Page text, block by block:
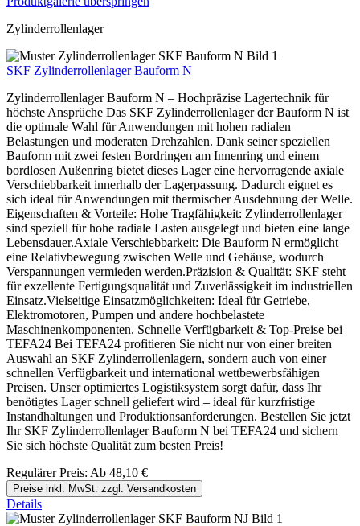
Zylinderrollenlager
SKF Zylinderrollenlager Bauform N
Zylinderrollenlager Bauform N – Hochpräzise Lagertechnik für
höchste Ansprüche Das SKF Zylinderrollenlager der Bauform N ist
die optimale Wahl für Anwendungen mit hohen radialen
Belastungen und moderaten Drehzahlen. Dank seiner speziellen
Bauform mit zwei festen Bordringen am Innenring und einem
bordlosen Außenring bietet dieses Lager eine hervorragende axiale
Verschiebbarkeit innerhalb der Lagerpassung. Dadurch eignet es
sich ideal für Anwendungen mit thermischer Ausdehnung der Welle.
Eigenschaften & Vorteile: Hohe Tragfähigkeit: Zylinderrollenlager
sind speziell für hohe radiale Lasten ausgelegt und bieten eine lange
Lebensdauer.Axiale Verschiebbarkeit: Die Bauform N ermöglicht
eine Relativbewegung zwischen Welle und Gehäuse, wodurch
Verspannungen vermieden werden.Präzision & Qualität: SKF steht
für exzellente Fertigungsqualität und Zuverlässigkeit im industriellen
Einsatz.Vielseitige Einsatzmöglichkeiten: Ideal für Getriebe,
Elektromotoren, Pumpen und andere hochbelastete
Maschinenkomponenten. Schnelle Verfügbarkeit & Top-Preise bei
TEFA24 Bei TEFA24 profitieren Sie nicht nur von einer breiten
Auswahl an SKF Zylinderrollenlagern, sondern auch von einer
schnellen Verfügbarkeit und international wettbewerbsfähigen
Preisen. Unser optimiertes Logistiksystem sorgt dafür, dass Ihr
benötigtes Lager schnell geliefert wird – ideal für kurzfristige
Instandhaltungen und Produktionsanforderungen. Bestellen Sie jetzt
Ihr SKF Zylinderrollenlager Bauform N bei TEFA24 und sichern
Sie sich höchste Qualität zum besten Preis!
Regulärer Preis: Ab 48,10 €
Preise inkl. MwSt. zzgl. Versandkosten
Details